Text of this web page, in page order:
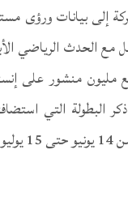
إلى بيانات ورؤى
مع الحدث الرياضي